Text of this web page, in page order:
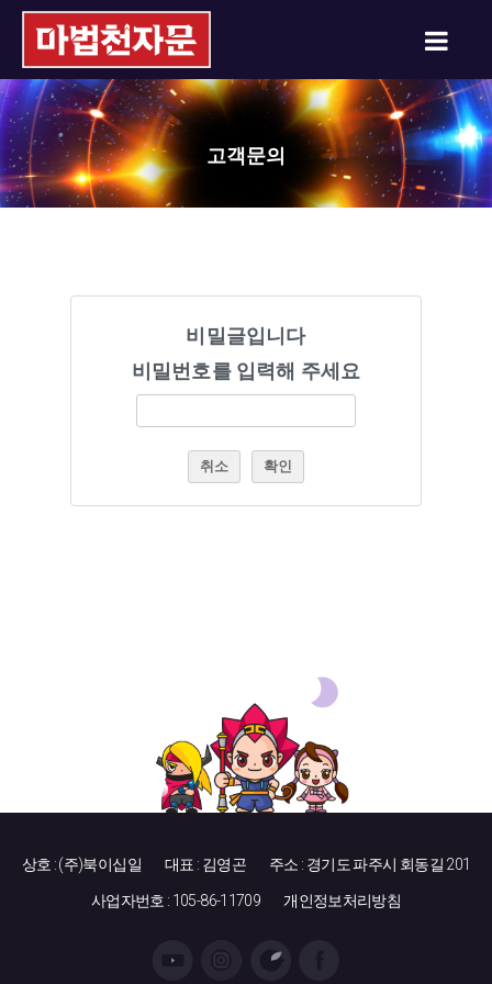
고객문의
비밀글입니다
비밀번호를 입력해 주세요
취소 확인
상호 : (주)북이십일 대표 : 김영곤 주소 : 경기도 파주시 회동길 201
사업자번호 : 105-86-11709 개인정보처리방침